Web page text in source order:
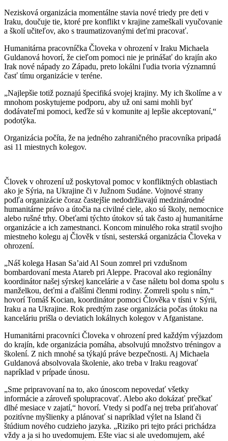
Nezisková organizácia momentálne stavia nové triedy pre deti v
Iraku, doučuje tie, ktoré pre konflikt v krajine zameškali vyučovanie
a školí učiteľov, ako s traumatizovanými deťmi pracovať.
Humanitárna pracovníčka Človeka v ohrození v Iraku Michaela
Guldanová hovorí, že cieľom pomoci nie je prinášať do krajín ako
Irak nové nápady zo Západu, preto lokálni ľudia tvoria významnú
časť tímu organizácie v teréne.
„Najlepšie totiž poznajú špecifiká svojej krajiny. My ich školíme a v
mnohom poskytujeme podporu, aby už oni sami mohli byť
dodávateľmi pomoci, keďže sú v komunite aj lepšie akceptovaní,“
podotýka.
Organizácia počíta, že na jedného zahraničného pracovníka pripadá
asi 11 miestnych kolegov.
Človek v ohrození už poskytoval pomoc v konfliktných oblastiach
ako je Sýria, na Ukrajine či v Južnom Sudáne. Vojnové strany
podľa organizácie čoraz častejšie nedodržiavajú medzinárodné
humanitárne právo a útočia na civilné ciele, ako sú školy, nemocnice
alebo rušné trhy. Obeťami týchto útokov sú tak často aj humanitárne
organizácie a ich zamestnanci. Koncom minulého roka stratil svojho
miestneho kolegu aj Člověk v tísni, sesterská organizácia Človeka v
ohrození.
„Náš kolega Hasan Sa’aid Al Soun zomrel pri vzdušnom
bombardovaní mesta Atareb pri Aleppe. Pracoval ako regionálny
koordinátor našej sýrskej kancelárie a v čase náletu bol doma spolu s
manželkou, deťmi a ďalšími členmi rodiny. Zomreli spolu s ním,“
hovorí Tomáš Kocian, koordinátor pomoci Člověka v tísni v Sýrii,
Iraku a na Ukrajine. Rok predtým zase organizácia počas útoku na
kanceláriu prišla o deviatich lokálnych kolegov v Afganistane.
Humanitárni pracovníci Človeka v ohrození pred každým výjazdom
do krajín, kde organizácia pomáha, absolvujú množstvo tréningov a
školení. Z nich mnohé sa týkajú práve bezpečnosti. Aj Michaela
Guldanová absolvovala školenie, ako treba v Iraku reagovať
napríklad v prípade únosu.
„Sme pripravovaní na to, ako únoscom nepovedať všetky
informácie a zároveň spolupracovať. Alebo ako dokázať prečkať
dlhé mesiace v zajatí,“ hovorí. Vtedy si podľa nej treba priťahovať
pozitívne myšlienky a plánovať si napríklad výlet na Island či
štúdium nového cudzieho jazyka. „Riziko pri tejto práci prichádza
vždy a ja si ho uvedomujem. Ešte viac si ale uvedomujem, aké